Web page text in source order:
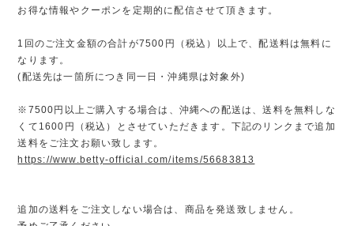
お得な情報やクーポンを定期的に配信させて頂きます。
1回のご注文金額の合計が7500円（税込）以上で、配送料は無料に
なります。
(配送先は一箇所につき同一日・沖縄県は対象外)
※7500円以上ご購入する場合は、沖縄への配送は、送料を無料しな
くて1600円（税込）とさせていただきます。下記のリンクまで追加
送料をご注文お願い致します。
https://www.betty-official.com/items/56683813
追加の送料をご注文しない場合は、商品を発送致しません。